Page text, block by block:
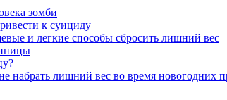
зомби
к суициду
и легкие способы сбросить лишний вес
набрать лишний вес во время новогодних